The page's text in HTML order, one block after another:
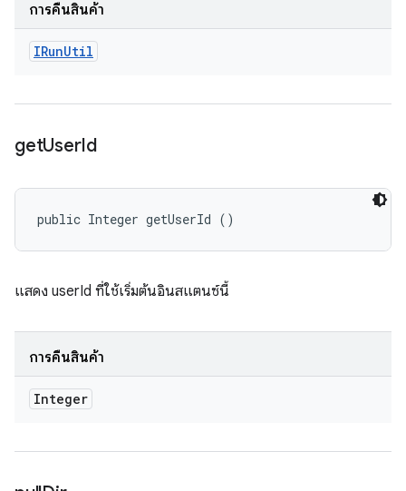
การคืนสินค้า
IRunUtil
getUserId
public Integer getUserId ()
แสดง userId ที่ใช้เริ่มต้นอินสแตนซ์นี้
การคืนสินค้า
Integer